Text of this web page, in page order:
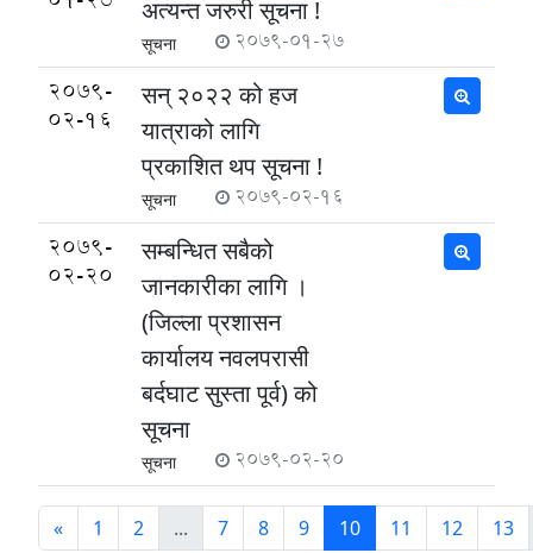
अत्यन्त जरुरी सूचना !
सूचना 2079-01-27
2079-
02-16
सन् २०२२ को हज
यात्राको लागि
प्रकाशित थप सूचना !
सूचना 2079-02-16
2079-
02-20
सम्बन्धित सबैको
जानकारीका लागि ।
(जिल्ला प्रशासन
कार्यालय नवलपरासी
बर्दघाट सुस्ता पूर्व) को
सूचना
सूचना 2079-02-20
« 1 2 ... 7 8 9 10 11 12 13